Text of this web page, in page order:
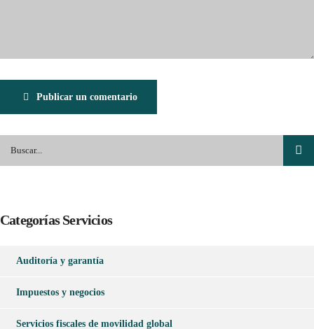
Publicar un comentario
Categorías Servicios
Auditoría y garantía
Impuestos y negocios
Servicios fiscales de movilidad global